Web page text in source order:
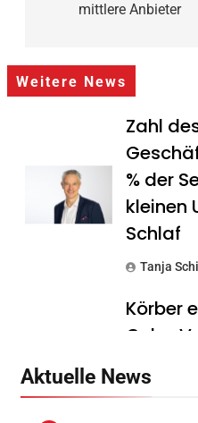
mittlere Anbieter
Weitere News
Zahl
% der
kleinen
Schlaf
Tanja
Körber
Aktuelle News